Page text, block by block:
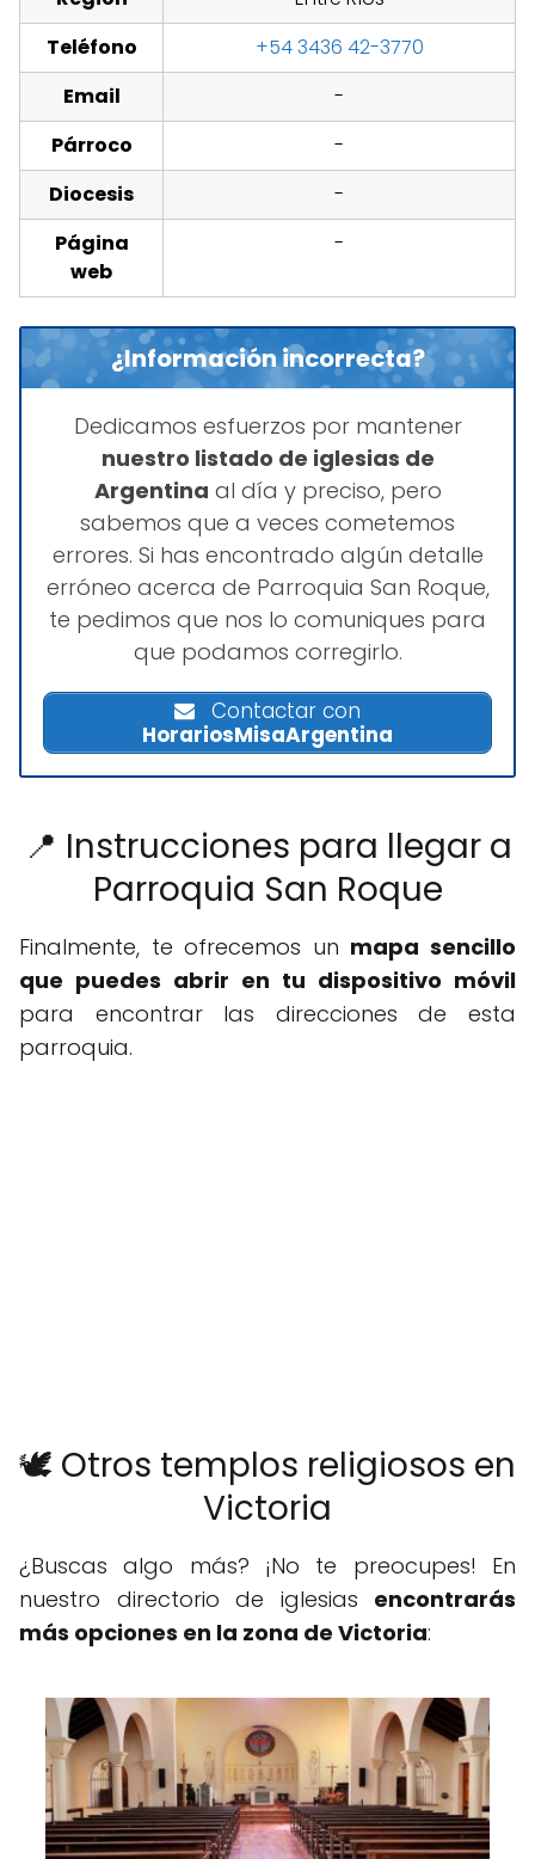
Teléfono
+54 3436 42-3770
Email
-
Párroco
-
Diocesis
-
Página
web
-
¿Información incorrecta?
Dedicamos esfuerzos por mantener
nuestro listado de iglesias de
Argentina al día y preciso, pero
sabemos que a veces cometemos
errores. Si has encontrado algún detalle
erróneo acerca de Parroquia San Roque,
te pedimos que nos lo comuniques para
que podamos corregirlo.
Contactar con
HorariosMisaArgentina
📍 Instrucciones para llegar a
Parroquia San Roque
Finalmente, te ofrecemos un mapa sencillo
que puedes abrir en tu dispositivo móvil
para encontrar las direcciones de esta
parroquia.
🕊️ Otros templos religiosos en
Victoria
¿Buscas algo más? ¡No te preocupes! En
nuestro directorio de iglesias encontrarás
más opciones en la zona de Victoria: